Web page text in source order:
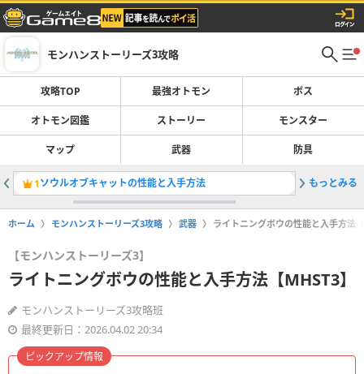
モンハンストーリーズ3攻略
攻略TOP 最強オトモン ボス
オトモン図鑑 ストーリー モンスター
マップ 武器 防具
1ソウルオブキャットの性能と入手方法 2
もっとみる
ホーム モンハンストーリーズ3攻略 武器 ライトニングボウの性能と入手方法
【モンハンストーリーズ3】
ライトニングボウの性能と入手方法【MHST3】
モンハンストーリーズ3攻略班
最終更新日：2026.04.02 20:34
ピックアップ情報